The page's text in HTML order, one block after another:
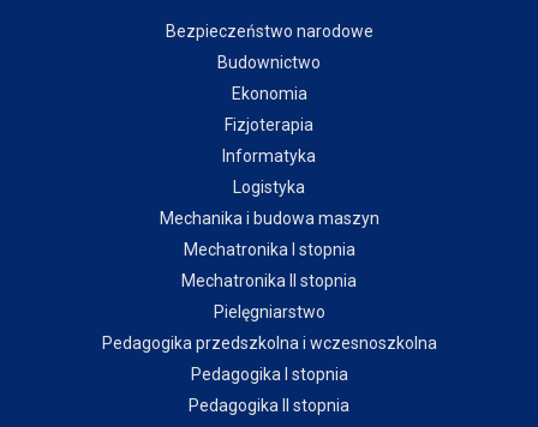
Bezpieczeństwo narodowe
Budownictwo
Ekonomia
Fizjoterapia
Informatyka
Logistyka
Mechanika i budowa maszyn
Mechatronika I stopnia
Mechatronika II stopnia
Pielęgniarstwo
Pedagogika przedszkolna i wczesnoszkolna
Pedagogika I stopnia
Pedagogika II stopnia